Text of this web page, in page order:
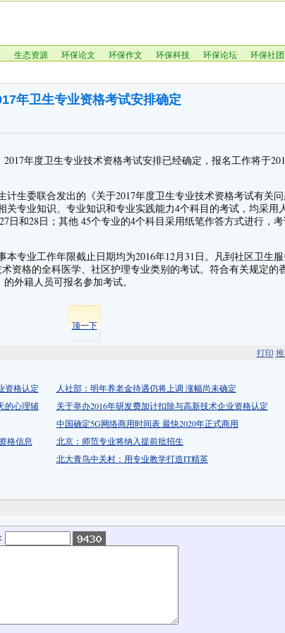
生态资源 环保论文 环保作文 环保科技 环保论坛 环保社团
年卫生专业资格考试安排确定
年度卫生专业技术资格考试安排已经确定，报名工作将于
委联合发出的《关于2017年度卫生专业技术资格考试有关问
关专业知识、专业知识和专业实践能力4个科目的考试，均采用
日和28日；其他 45个专业的4个科目采用纸笔作答方式进行，
业工作年限截止日期均为2016年12月31日。凡到社区卫生
资格的全科医学、社区护理专业类别的考试。符合有关规定的
外籍人员可报名参加考试。
顶一下
打印
资格认定
人社部：明年养老金待遇仍将上调 涨幅尚未确定
的心理辅
关于举办2016年研发费加计扣除与高新技术企业资格认定
中国确定5G网络商用时间表 最快2020年正式商用
格信息
北京：师范专业将纳入提前批招生
北大青鸟中关村：用专业教学打造IT精英